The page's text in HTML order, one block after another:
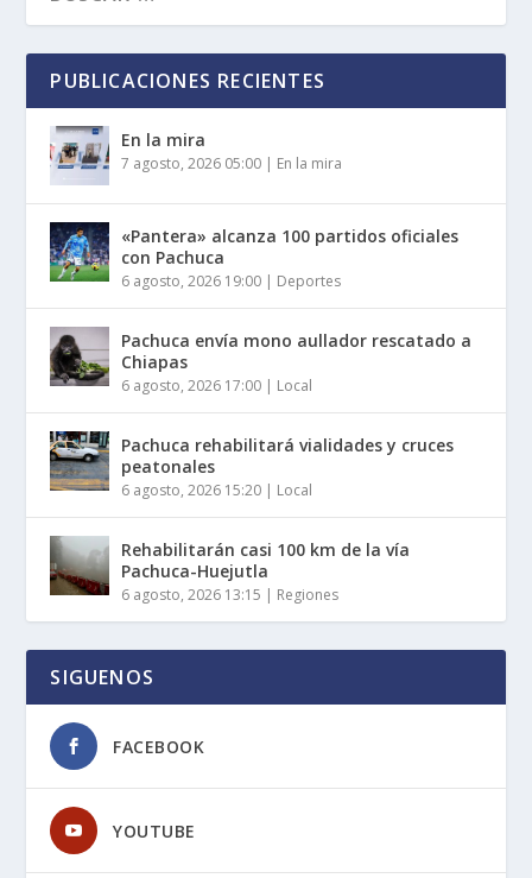
PUBLICACIONES RECIENTES
En la mira
7 agosto, 2026 05:00 | En la mira
«Pantera» alcanza 100 partidos oficiales
con Pachuca
6 agosto, 2026 19:00 | Deportes
Pachuca envía mono aullador rescatado a
Chiapas
6 agosto, 2026 17:00 | Local
Pachuca rehabilitará vialidades y cruces
peatonales
6 agosto, 2026 15:20 | Local
Rehabilitarán casi 100 km de la vía
Pachuca-Huejutla
6 agosto, 2026 13:15 | Regiones
SIGUENOS
FACEBOOK
YOUTUBE